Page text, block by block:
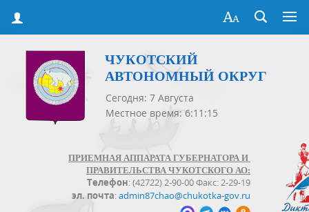
ЧУКОТСКИЙ
АВТОНОМНЫЙ ОКРУГ
Сегодня: 7 Августа
Местное время: 6:11:15
ПРИЕМНАЯ АППАРАТА ГУБЕРНАТОРА И
ПРАВИТЕЛЬСТВА ЧУКОТСКОГО АО:
Телефон: (42722) 2-90-00 Факс: 2-29-19
эл. почта:admin87chao@chukotka-gov.ru